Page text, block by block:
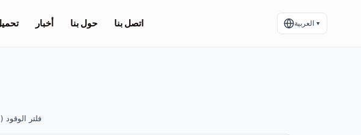
أخبار حول بنا اتصل بنا العربية ▼
فلتر